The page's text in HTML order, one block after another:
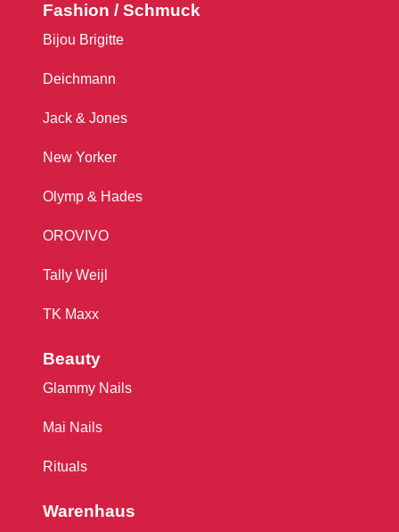
Fashion / Schmuck
Bijou Brigitte
Deichmann
Jack & Jones
New Yorker
Olymp & Hades
OROVIVO
Tally Weijl
TK Maxx
Beauty
Glammy Nails
Mai Nails
Rituals
Warenhaus